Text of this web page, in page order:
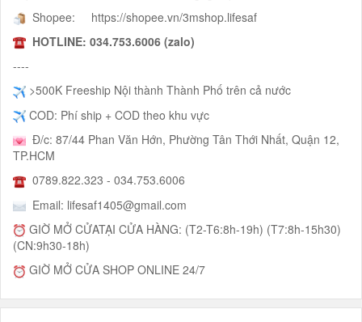
Shopee: https://shopee.vn/3mshop.lifesaf
HOTLINE: 034.753.6006 (zalo)
----
>500K Freeship Nội thành Thành Phố trên cả nước
COD: Phí ship + COD theo khu vực
Đ/c: 87/44 Phan Văn Hớn, Phường Tân Thới Nhất, Quận 12,
TP.HCM
0789.822.323 - 034.753.6006
Email: lifesaf1405@gmail.com
GIỜ MỞ CỬATẠI CỬA HÀNG: (T2-T6:8h-19h) (T7:8h-15h30)
(CN:9h30-18h)
GIỜ MỞ CỬA SHOP ONLINE 24/7